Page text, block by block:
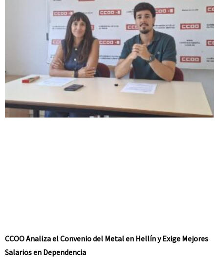
CCOO Analiza el Convenio del Metal en Hellín y Exige Mejores
Salarios en Dependencia